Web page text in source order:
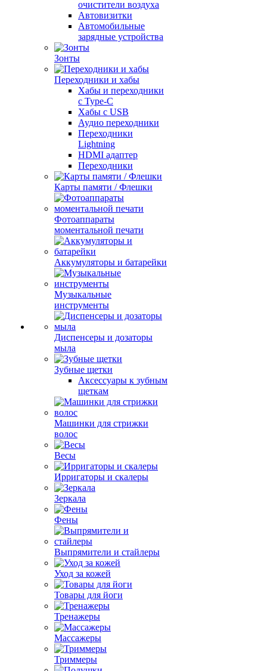
очистители воздуха
Автовизитки
Автомобильные
зарядные устройства
Зонты
Переходники и хабы
Хабы и переходники
с Type-C
Хабы с USB
Аудио переходники
Переходники
Lightning
HDMI адаптер
Переходники
Карты памяти / Флешки
Фотоаппараты
моментальной печати
Аккумуляторы и батарейки
Музыкальные
инструменты
Диспенсеры и дозаторы
мыла
Зубные щетки
Аксессуары к зубным
щеткам
Машинки для стрижки
волос
Весы
Ирригаторы и скалеры
Зеркала
Фены
Выпрямители и стайлеры
Уход за кожей
Товары для йоги
Тренажеры
Массажеры
Триммеры